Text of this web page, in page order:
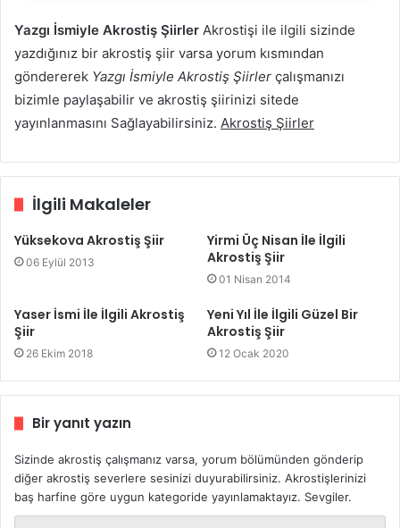
Yazgı İsmiyle Akrostiş Şiirler Akrostişi ile ilgili sizinde
yazdığınız bir akrostiş şiir varsa yorum kısmından
göndererek Yazgı İsmiyle Akrostiş Şiirler çalışmanızı
bizimle paylaşabilir ve akrostiş şiirinizi sitede
yayınlanmasını Sağlayabilirsiniz. Akrostiş Şiirler
İlgili Makaleler
Yüksekova Akrostiş Şiir
06 Eylül 2013
Yirmi Üç Nisan İle İlgili
Akrostiş Şiir
01 Nisan 2014
Yaser İsmi İle İlgili Akrostiş
Şiir
26 Ekim 2018
Yeni Yıl İle İlgili Güzel Bir
Akrostiş Şiir
12 Ocak 2020
Bir yanıt yazın
Sizinde akrostiş çalışmanız varsa, yorum bölümünden gönderip
diğer akrostiş severlere sesinizi duyurabilirsiniz. Akrostişlerinizi
baş harfine göre uygun kategoride yayınlamaktayız. Sevgiler.